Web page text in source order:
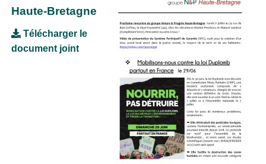
Haute-Bretagne
Télécharger le
document joint